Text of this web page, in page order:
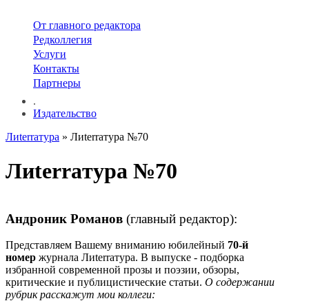
От главного редактора
Редколлегия
Услуги
Контакты
Партнеры
.
Издательство
Лиterraтура » Лиterraтура №70
Лиterraтура №70
Андроник Романов (главный редактор):
Представляем Вашему вниманию юбилейный 70-й
номер журнала Лиterraтура. В выпуске - подборка
избранной современной прозы и поэзии, обзоры,
критические и публицистические статьи. О содержании
рубрик расскажут мои коллеги: